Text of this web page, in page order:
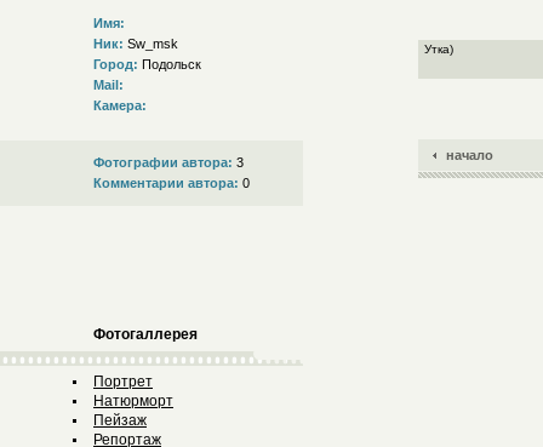
Имя:
Ник: Sw_msk
Город: Подольск
Mail:
Камера:
Фотографии автора: 3
Комментарии автора: 0
Фотогаллерея
Портрет
Натюрморт
Пейзаж
Репортаж
Утка)
начало